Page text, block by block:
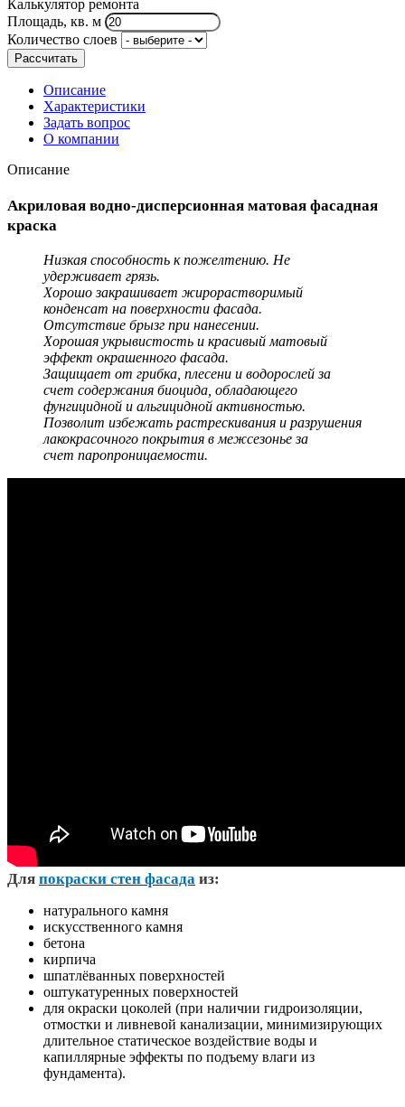
Калькулятор ремонта
Площадь, кв. м
Количество слоев
Рассчитать
Описание
Характеристики
Задать вопрос
О компании
Описание
Акриловая водно-дисперсионная матовая фасадная
краска
Низкая способность к пожелтению. Не
удерживает грязь.
Хорошо закрашивает жирорастворимый
конденсат на поверхности фасада.
Отсутствие брызг при нанесении.
Хорошая укрывистость и красивый матовый
эффект окрашенного фасада.
Защищает от грибка, плесени и водорослей за
счет содержания биоцида, обладающего
фунгицидной и альгицидной активностью.
Позволит избежать растрескивания и разрушения
лакокрасочного покрытия в межсезонье за
счет паропроницаемости.
Для покраски стен фасада из:
натурального камня
искусственного камня
бетона
кирпича
шпатлёванных поверхностей
оштукатуренных поверхностей
для окраски цоколей (при наличии гидроизоляции,
отмостки и ливневой канализации, минимизирующих
длительное статическое воздействие воды и
капиллярные эффекты по подъему влаги из
фундамента).